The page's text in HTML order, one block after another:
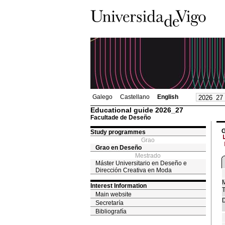
Galego Castellano English
Educational guide 2026_27
Facultade de Deseño
Study programmes
Grao
Grao en Deseño
Mestrado
Máster Universitario en Deseño e
Dirección Creativa en Moda
Interest Information
Main website
Secretaría
Bibliografía